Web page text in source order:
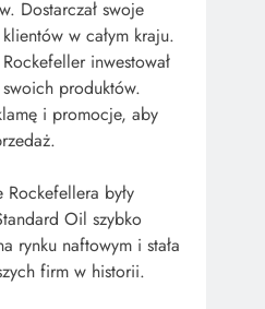
Dostarczał swoje
w całym kraju.
Rockefeller inwestował
produktów.
i promocje, aby
były
Oil szybko
rynku naftowym i stała
firm w historii.